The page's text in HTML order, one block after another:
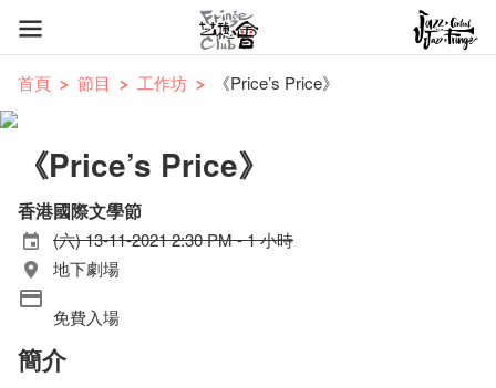
首頁 節目 工作坊 《Price’s Price》
《Price’s Price》
香港國際文學節
(六) 13-11-2021 2:30 PM - 1 小時
地下劇場
免費入場
簡介